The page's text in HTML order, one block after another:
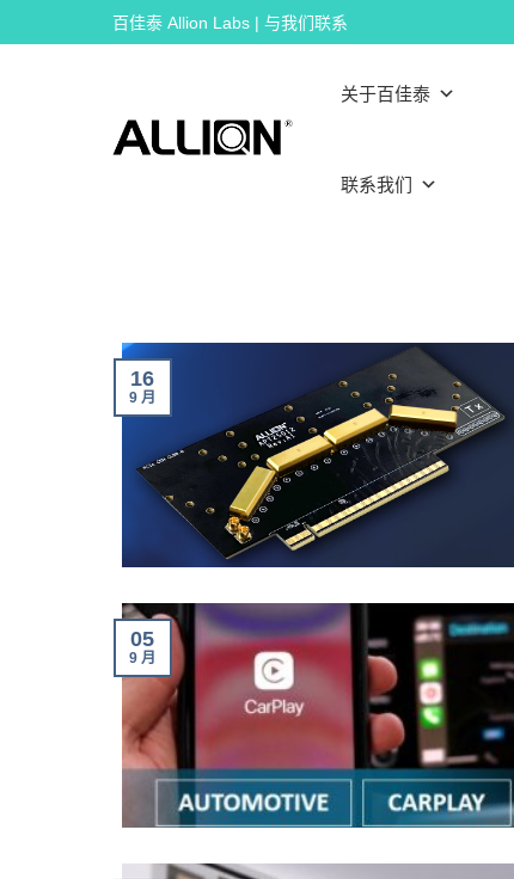
to
百佳泰 Allion Labs | 与我们联系
关于百佳泰
联系我们
16
9 月
05
9 月